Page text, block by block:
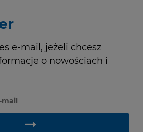
e-mail, jeżeli chcesz
o nowościach i